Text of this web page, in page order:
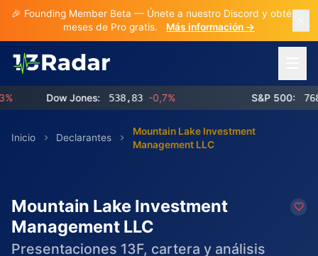
🎉 Founding Member Beta — Únete a nuestro Discord y obtén 3
meses de Pro gratis.
Más información →
Dow Jones: 538,83 -0,7% S&P 500: 768,85
Inicio Declarantes
Mountain Lake Investment
Management LLC
Mountain Lake Investment
Management LLC
Presentaciones 13F, cartera y análisis